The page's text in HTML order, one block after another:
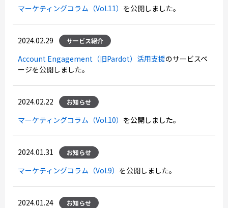
マーケティングコラム（Vol.11） を公開しました。
2024.02.29 サービス紹介
Account Engagement（旧Pardot）活用支援のサービスペ
ージを公開しました。
2024.02.22 お知らせ
マーケティングコラム（Vol.10） を公開しました。
2024.01.31 お知らせ
マーケティングコラム（Vol.9） を公開しました。
2024.01.24 お知らせ